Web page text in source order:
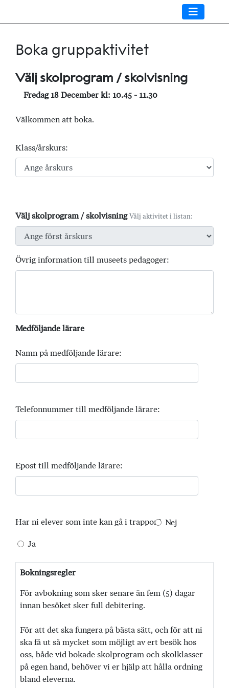
Boka gruppaktivitet
Välj skolprogram / skolvisning
Fredag 18 December kl: 10.45 - 11.30
Välkommen att boka.
Klass/årskurs:
Välj skolprogram / skolvisning Välj aktivitet i listan:
Övrig information till museets pedagoger:
Medföljande lärare
Namn på medföljande lärare:
Telefonnummer till medföljande lärare:
Epost till medföljande lärare:
Har ni elever som inte kan gå i trappor? Nej
Ja
Bokningsregler
För avbokning som sker senare än fem (5) dagar
innan besöket sker full debitering.
För att det ska fungera på bästa sätt, och för att ni
ska få ut så mycket som möjligt av ert besök hos
oss, både vid bokade skolprogram och skolklasser
på egen hand, behöver vi er hjälp att hålla ordning
bland eleverna.